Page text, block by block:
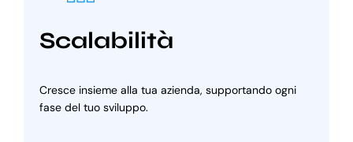
Scalabilità
Cresce insieme alla tua azienda, supportando ogni
fase del tuo sviluppo.